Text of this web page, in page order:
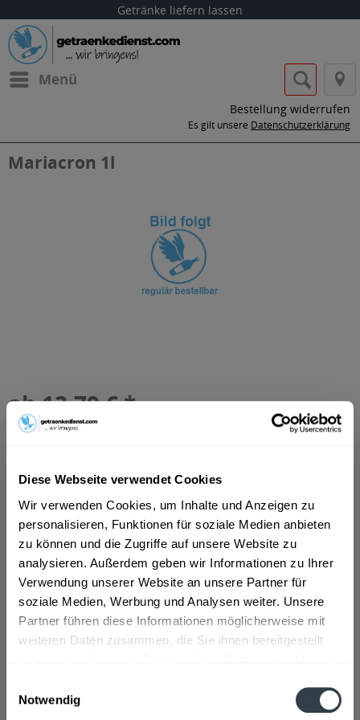
Diese Webseite verwendet Cookies
Wir verwenden Cookies, um Inhalte und Anzeigen zu
personalisieren, Funktionen für soziale Medien anbieten
zu können und die Zugriffe auf unsere Website zu
analysieren. Außerdem geben wir Informationen zu Ihrer
Verwendung unserer Website an unsere Partner für
soziale Medien, Werbung und Analysen weiter. Unsere
Partner führen diese Informationen möglicherweise mit
weiteren Daten zusammen, die Sie ihnen bereitgestellt
Notwendig
Getränke liefern lassen
Menü
Bestellung widerrufen
Es gilt unsere Datenschutzerklärung
Mariacron 1l
ab 13,79 € *
Inhalt:1 Liter
inkl. MwSt.
In den Warenkorb
Artikel-Nr.:
29863
Verfügbar in:
Düsseldorf
Erkrath
Beschreibung
mehr
Flaschengröße: